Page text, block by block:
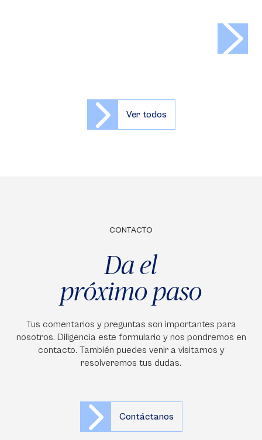
Ver todos
CONTACTO
Da el
próximo paso
Tus comentarios y preguntas son importantes para
nosotros. Diligencia este formulario y nos pondremos en
contacto. También puedes venir a visitarnos y
resolveremos tus dudas.
Contáctanos